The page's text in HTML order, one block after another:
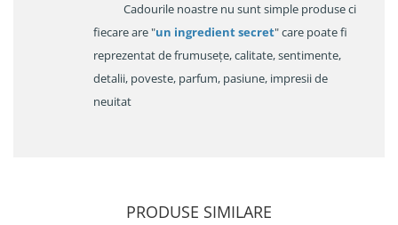
Cadourile noastre nu sunt simple produse ci
fiecare are "un ingredient secret" care poate fi
reprezentat de frumusețe, calitate, sentimente,
detalii, poveste, parfum, pasiune, impresii de
neuitat
PRODUSE SIMILARE